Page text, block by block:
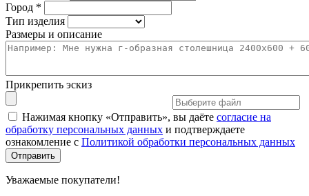
Город *
Тип изделия
Размеры и описание
Прикрепить эскиз
Нажимая кнопку «Отправить», вы даёте согласие на
обработку персональных данных и подтверждаете
ознакомление с Политикой обработки персональных данных
Уважаемые покупатели!